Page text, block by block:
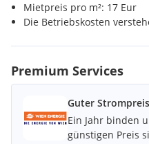
Miete: EUR 17,00/m²/Monat/
Kühlung: EUR 0,21/m²/
Lift: EUR 0,33/m²/Monat/
Sonstige
Bank <500m
Mietpreis pro m²: 17 Eur
Die Betriebskosten
Premium Services
Guter
Ein Jahr binden
günstigen Preis